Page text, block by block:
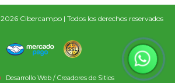
Cibercampo | Todos los derechos reservados
Desarrollo Web / Creadores de Sitios